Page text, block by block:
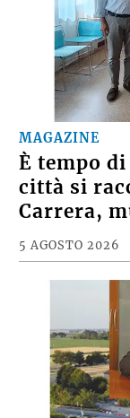
MAGAZINE
È tempo
città si
Carrera,
5 AGOSTO 2026